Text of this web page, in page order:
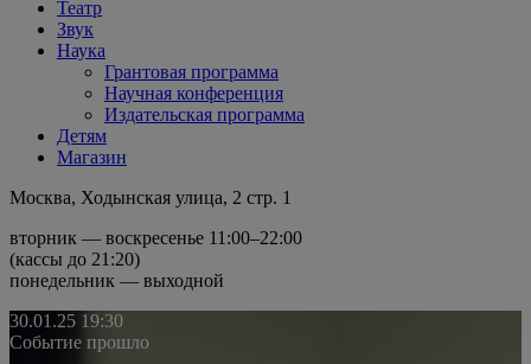
Театр
Звук
Наука
Грантовая программа
Научная конференция
Издательская программа
Детям
Магазин
Москва, Ходынская улица, 2 стр. 1
вторник — воскресенье 11:00–22:00
(кассы до 21:20)
понедельник — выходной
30.01.25 19:30
Событие прошло